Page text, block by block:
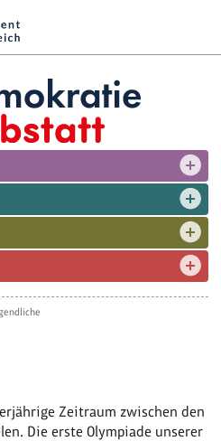
Zeitraum zwischen den
Die erste Olympiade unserer